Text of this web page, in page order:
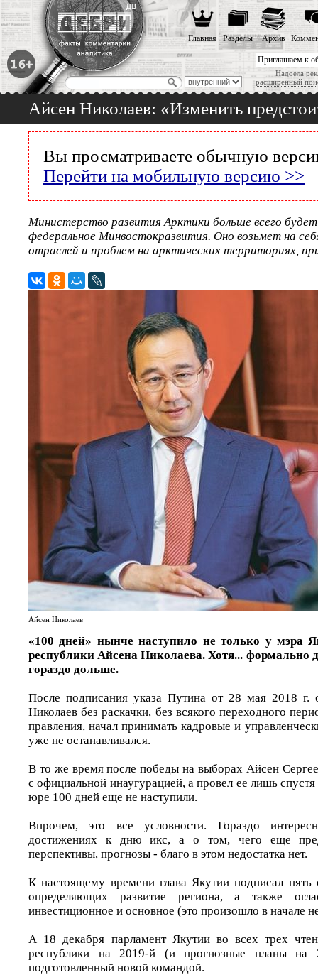
Приглашаем к
Надоела
расширенный
Главная Разделы Архив
Айсен Николаев: «Изменить
Вы просматриваете обычную
Перейти на мобильную версию >>
Министерство развития Арктики больше всего
федеральное Минвостокразвития. Оно возьмет на
отраслей и проблем на арктических территориях,
Айсен Николаев
«100 дней» нынче наступило не только у мэра
республики Айсена Николаева. Хотя... формально
гораздо дольше.
После подписания указа Путина от 28 мая 2018 г.
Николаев без раскачки, без всякого переходного
правления, начал принимать кадровые и
уже не останавливался.
В то же время после победы на выборах Айсен
с официальной инаугурацией, а провел ее лишь
юре 100 дней еще не наступили.
Впрочем, это все условности. Гораздо
достижениях к дню икс, а о том, чего еще
перспективы, прогнозы - благо в этом недостатка нет.
К настоящему времени глава Якутии подписал пять
определяющих развитие региона, а также
инвестиционное и основное (это произошло в начале
А 18 декабря парламент Якутии во всех трех
республики на 2019-й (и прогнозные планы на
подготовленный новой командой.